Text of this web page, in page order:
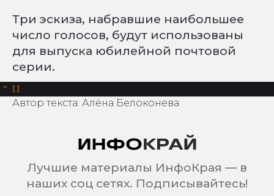
Три эскиза, набравшие наибольшее
число голосов, будут использованы
для выпуска юбилейной почтовой
серии.
^
Автор текста: Алёна Белоконева
Лучшие материалы ИнфоКрая — в
наших соц сетях. Подписывайтесь!